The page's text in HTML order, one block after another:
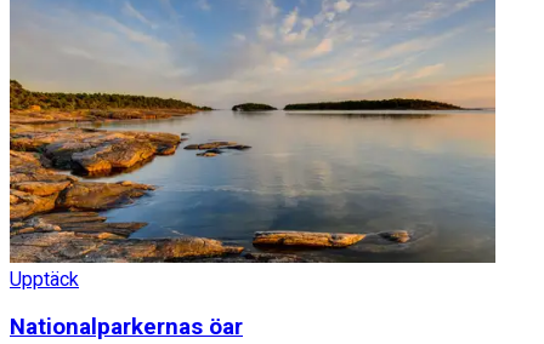
Upptäck
Nationalparkernas öar